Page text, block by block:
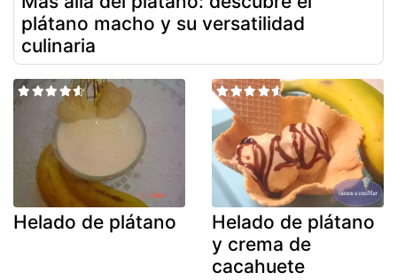
plátano macho y su versatilidad
culinaria
Helado de plátano
Helado de plátano
y crema de
cacahuete